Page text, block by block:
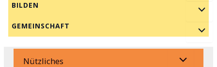
BILDEN
GEMEINSCHAFT
Nützliches